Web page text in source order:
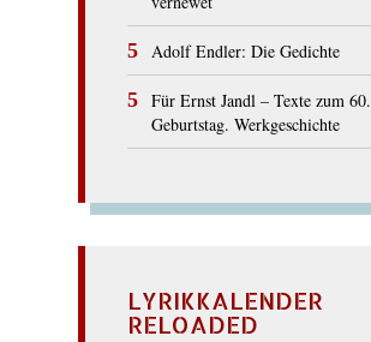
Adolf Endler: Die Gedichte
Für Ernst Jandl – Texte zum 60.
Geburtstag. Werkgeschichte
LYRIKKALENDER
RELOADED